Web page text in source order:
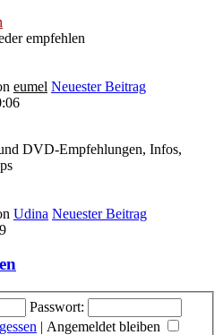
empfehlen
eumel Neuester Beitrag
DVD-Empfehlungen, Infos,
Udina Neuester Beitrag
Passwort:
| Angemeldet bleiben